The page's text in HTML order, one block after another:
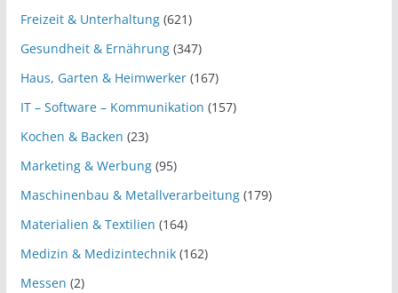
Freizeit & Unterhaltung(621)
Gesundheit & Ernährung(347)
Haus, Garten & Heimwerker(167)
IT – Software – Kommunikation (157)
Kochen & Backen (23)
Marketing & Werbung(95)
Maschinenbau & Metallverarbeitung(179)
Materialien & Textilien (164)
Medizin & Medizintechnik(162)
Messen (2)